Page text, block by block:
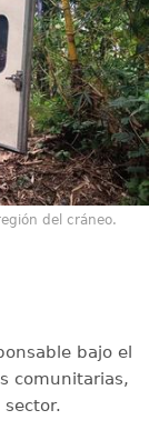
del cráneo.
bajo el
comunitarias,